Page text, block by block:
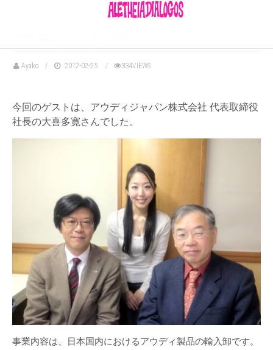
Ayako 2012-02-25 334VIEWS
今回のゲストは、 アウディジャパン株式会社 代表取締役
社長の大喜多寛さんでした。
事業内容は、日本国内におけるアウディ製品の輸入卸です。